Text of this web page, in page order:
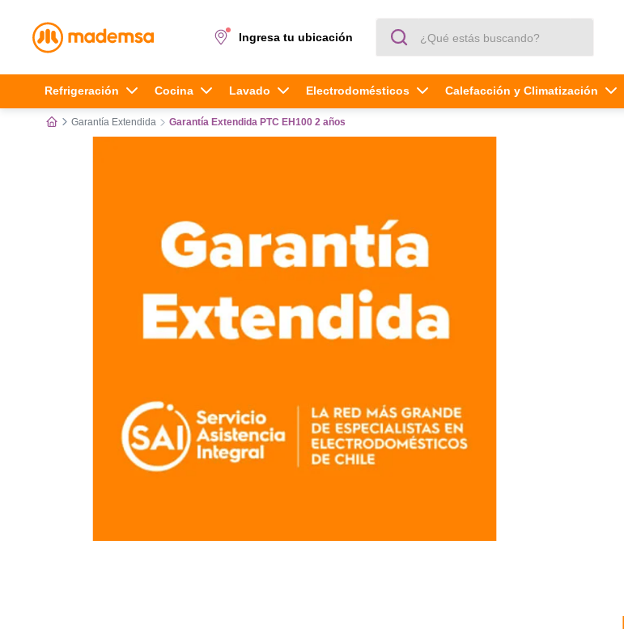
Ingresa tu ubicación
Términos más buscados
1. cocina 4 platos
Refrigeración Cocina Lavado Electrodomésticos Calefacción y Climatización
Garantía Extendida Garantía Extendida PTC EH100 2 años